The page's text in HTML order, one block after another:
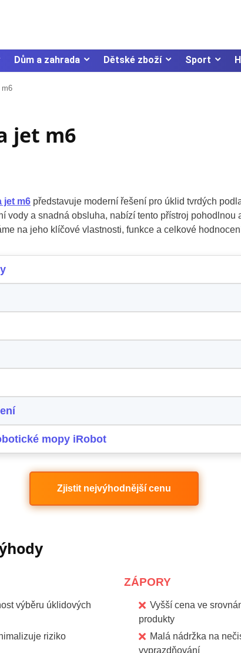
Dům a zahrada Dětské zboží Sport
m6
jet m6
jet m6 představuje moderní řešení pro úklid tvrdých
vody a snadná obsluha, nabízí tento přístroj pohodlnou
na jeho klíčové vlastnosti, funkce a celkové
mopy iRobot
Zjistit nejvýhodnější cenu
výběru úklidových
riziko
ZÁPORY
Vyšší cena ve
produkty
Malá nádržka na
vyprazdňování